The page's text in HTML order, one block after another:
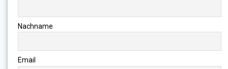
Nachname
Email